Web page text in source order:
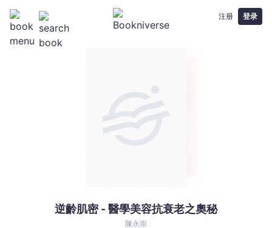
注册 登录
逆齡肌密 - 醫學美容抗衰老之奧秘
陳永崇